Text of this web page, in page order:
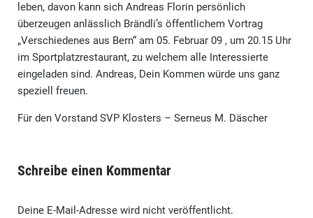
leben, davon kann sich Andreas Florin persönlich
überzeugen anlässlich Brändli’s öffentlichem Vortrag
„Verschiedenes aus Bern“ am 05. Februar 09 , um 20.15 Uhr
im Sportplatzrestaurant, zu welchem alle Interessierte
eingeladen sind. Andreas, Dein Kommen würde uns ganz
speziell freuen.
Für den Vorstand SVP Klosters – Serneus M. Däscher
Schreibe einen Kommentar
Deine E-Mail-Adresse wird nicht veröffentlicht.